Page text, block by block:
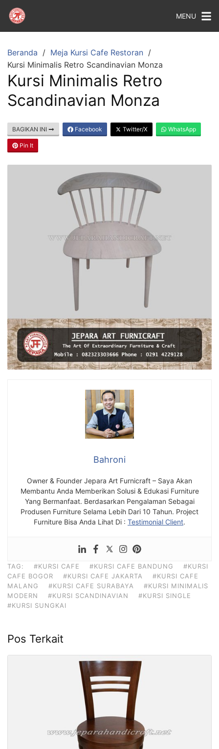
MENU
Beranda
Meja Kursi Cafe Restoran
Kursi Minimalis Retro Scandinavian Monza
Kursi Minimalis Retro
Scandinavian Monza
BAGIKAN INI Facebook Twitter/X WhatsApp
Pin It
Bahroni
Owner & Founder Jepara Art Furnicraft – Saya Akan
Membantu Anda Memberikan Solusi & Edukasi Furniture
Yang Bermanfaat. Berdasarkan Pengalaman Sebagai
Produsen Furniture Selama Lebih Dari 10 Tahun. Project
Furniture Bisa Anda Lihat Di : Testimonial Client.
TAG: #KURSI CAFE #KURSI CAFE BANDUNG
#KURSI
CAFE BOGOR
#KURSI CAFE JAKARTA
#KURSI CAFE
MALANG
#KURSI CAFE SURABAYA
#KURSI MINIMALIS
MODERN
#KURSI SCANDINAVIAN
#KURSI SINGLE
#KURSI SUNGKAI
Pos Terkait